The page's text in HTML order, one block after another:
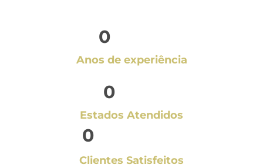
0
Anos de experiência
0
Estados Atendidos
0
Clientes Satisfeitos